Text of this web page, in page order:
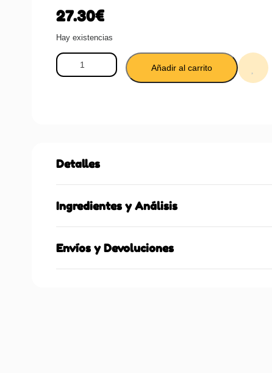
27.30€
Hay existencias
Añadir al carrito
Detalles
Ingredientes y Análisis
Envíos y Devoluciones